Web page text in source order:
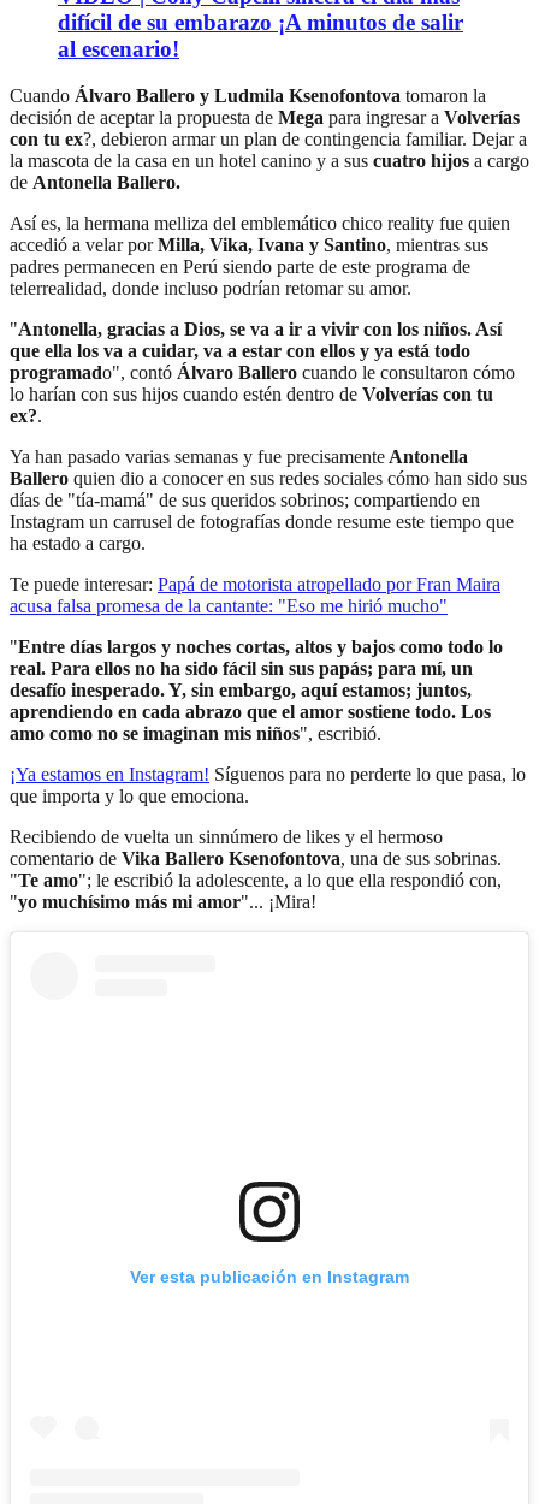
difícil de su embarazo ¡A minutos de salir
al escenario!
Cuando Álvaro Ballero y Ludmila Ksenofontova tomaron la
decisión de aceptar la propuesta de Mega para ingresar a Volverías
con tu ex?, debieron armar un plan de contingencia familiar. Dejar a
la mascota de la casa en un hotel canino y a sus cuatro hijos a cargo
de Antonella Ballero.
Así es, la hermana melliza del emblemático chico reality fue quien
accedió a velar porMilla, Vika, Ivana y Santino, mientras sus
padres permanecen en Perú siendo parte de este programa de
telerrealidad, donde incluso podrían retomar su amor.
"Antonella, gracias a Dios, se va a ir a vivir con los niños. Así
que ella los va a cuidar, va a estar con ellos y ya está todo
programado", contó Álvaro Ballero cuando le consultaron cómo
lo harían con sus hijos cuando estén dentro de Volverías con tu
ex?.
Ya han pasado varias semanas y fue precisamente Antonella
Ballero quien dio a conocer en sus redes sociales cómo han sido sus
días de "tía-mamá" de sus queridos sobrinos; compartiendo en
Instagram un carrusel de fotografías donde resume este tiempo que
ha estado a cargo.
Te puede interesar: Papá de motorista atropellado por Fran Maira
acusa falsa promesa de la cantante: "Eso me hirió mucho"
"Entre días largos y noches cortas, altos y bajos como todo lo
real. Para ellos no ha sido fácil sin sus papás; para mí, un
desafío inesperado. Y, sin embargo, aquí estamos; juntos,
aprendiendo en cada abrazo que el amor sostiene todo. Los
amo como no se imaginan mis niños", escribió.
¡Ya estamos en Instagram! Síguenos para no perderte lo que pasa, lo
que importa y lo que emociona.
Recibiendo de vuelta un sinnúmero de likes y el hermoso
comentario de Vika Ballero Ksenofontova, una de sus sobrinas.
"Te amo"; le escribió la adolescente, a lo que ella respondió con,
"yo muchísimo más mi amor"... ¡Mira!
Ver esta publicación en Instagram